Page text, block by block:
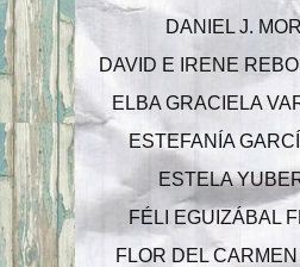
DANIEL J.
DAVID E IRENE
ELBA GRACIELA
ESTEFANÍA
ESTELA
FÉLI EGUIZÁBAL
FLOR DEL